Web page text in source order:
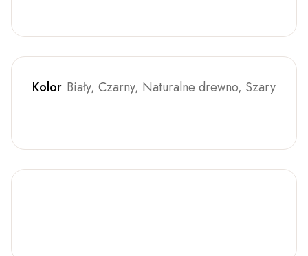
Kolor Biały, Czarny, Naturalne drewno, Szary